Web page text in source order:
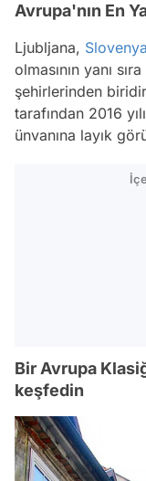
Avrupa'nın En
Ljubljana, Slovenya
olmasının yanı
şehirlerinden
tarafından 2016
ünvanına layık
Bir Avrupa
keşfedin